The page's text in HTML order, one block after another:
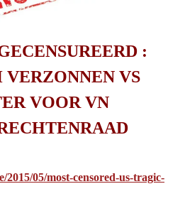
:
VERZONNEN VS
VOOR VN
05/most-censored-us-tragic-